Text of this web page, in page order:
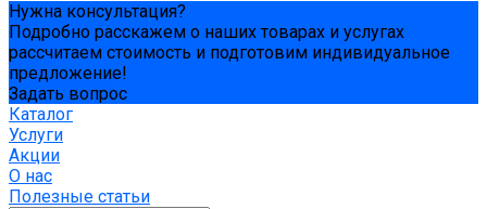
Нужна консультация?
Подробно расскажем о наших товарах и услугах
рассчитаем стоимость и подготовим индивидуальное
предложение!
Задать вопрос
Каталог
Услуги
Акции
О нас
Полезные статьи